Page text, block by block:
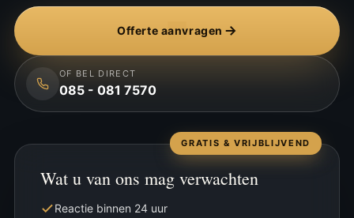
Offerte aanvragen
OF BEL DIRECT
085 - 081 7570
GRATIS & VRIJBLIJVEND
Wat u van ons mag verwachten
Reactie binnen 24 uur